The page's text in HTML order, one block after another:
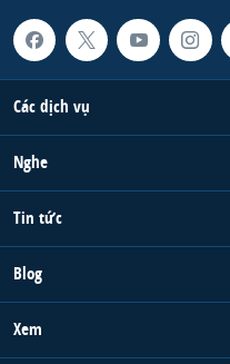
Các dịch vụ
Nghe
Tin tức
Blog
Xem